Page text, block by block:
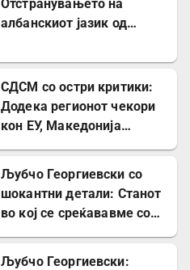
Отстранувањето на
албанскиот јазик од
тешка провокација
СДСМ со остри критики:
Додека регионот чекори
кон ЕУ, Македонија
Љубчо Георгиевски со
шокантни детали: Станот
во кој се среќававме со
Љубчо Георгиевски: